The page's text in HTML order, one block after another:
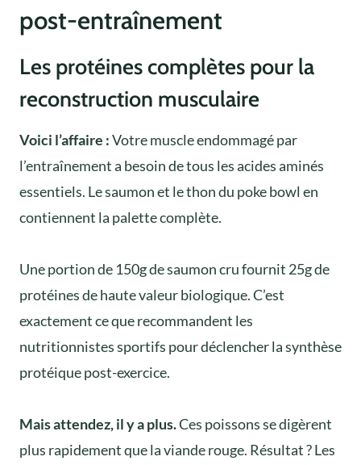
post-entraînement
Les protéines complètes pour la
reconstruction musculaire
Voici l’affaire :Votre muscle endommagé par
l’entraînement a besoin de tous les acides aminés
essentiels. Le saumon et le thon du poke bowl en
contiennent la palette complète.
Une portion de 150g de saumon cru fournit 25g de
protéines de haute valeur biologique. C’est
exactement ce que recommandent les
nutritionnistes sportifs pour déclencher la synthèse
protéique post-exercice.
Mais attendez, il y a plus.Ces poissons se digèrent
plus rapidement que la viande rouge. Résultat ? Les